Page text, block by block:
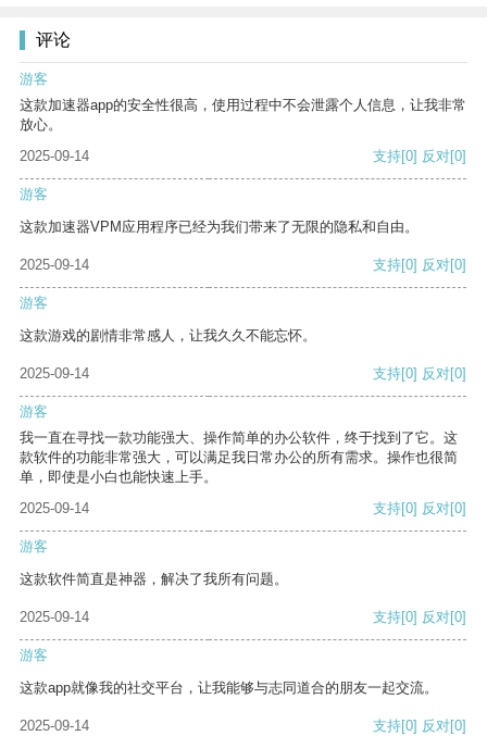
评论
游客
这款加速器app的安全性很高，使用过程中不会泄露个人信息，让我非常
放心。
2025-09-14
支持[0] 反对[0]
游客
这款加速器VPM应用程序已经为我们带来了无限的隐私和自由。
2025-09-14 支持[0] 反对[0]
游客
这款游戏的剧情非常感人，让我久久不能忘怀。
2025-09-14 支持[0] 反对[0]
游客
我一直在寻找一款功能强大、操作简单的办公软件，终于找到了它。这
款软件的功能非常强大，可以满足我日常办公的所有需求。操作也很简
单，即使是小白也能快速上手。
2025-09-14
支持[0] 反对[0]
游客
这款软件简直是神器，解决了我所有问题。
2025-09-14 支持[0] 反对[0]
游客
这款app就像我的社交平台，让我能够与志同道合的朋友一起交流。
2025-09-14 支持[0] 反对[0]